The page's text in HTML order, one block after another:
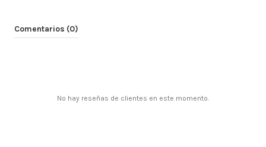
Comentarios (0)
No hay reseñas de clientes en este momento.